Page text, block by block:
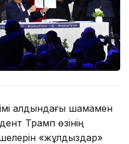
алдындағы шамамен
Трамп өзінің
«жұлдыздар»